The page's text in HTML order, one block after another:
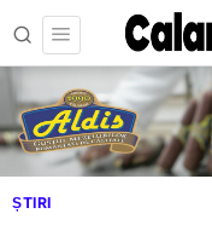
ȘTIRI